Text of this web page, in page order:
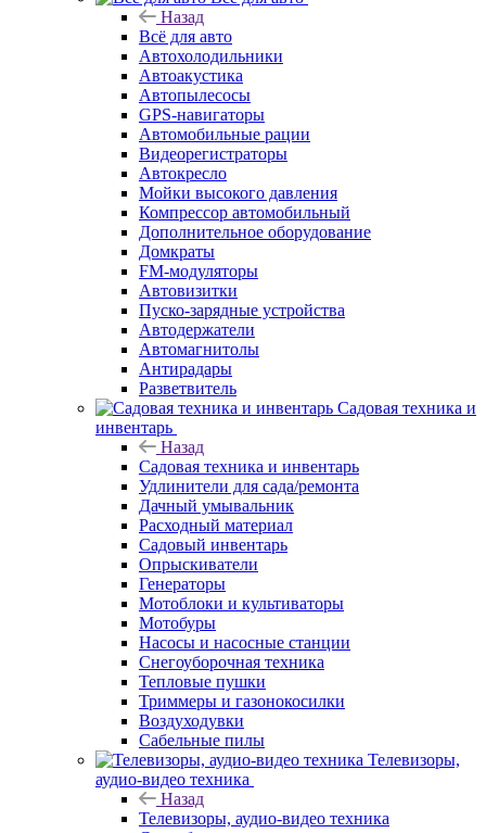
Назад
Всё для авто
Автохолодильники
Автоакустика
Автопылесосы
GPS-навигаторы
Автомобильные рации
Видеорегистраторы
Автокресло
Мойки высокого давления
Компрессор автомобильный
Дополнительное оборудование
Домкраты
FM-модуляторы
Автовизитки
Пуско-зарядные устройства
Автодержатели
Автомагнитолы
Антирадары
Разветвитель
Садовая техника и
инвентарь
Назад
Садовая техника и инвентарь
Удлинители для сада/ремонта
Дачный умывальник
Расходный материал
Садовый инвентарь
Опрыскиватели
Генераторы
Мотоблоки и культиваторы
Мотобуры
Насосы и насосные станции
Снегоуборочная техника
Тепловые пушки
Триммеры и газонокосилки
Воздуходувки
Сабельные пилы
Телевизоры,
аудио-видео техника
Назад
Телевизоры, аудио-видео техника